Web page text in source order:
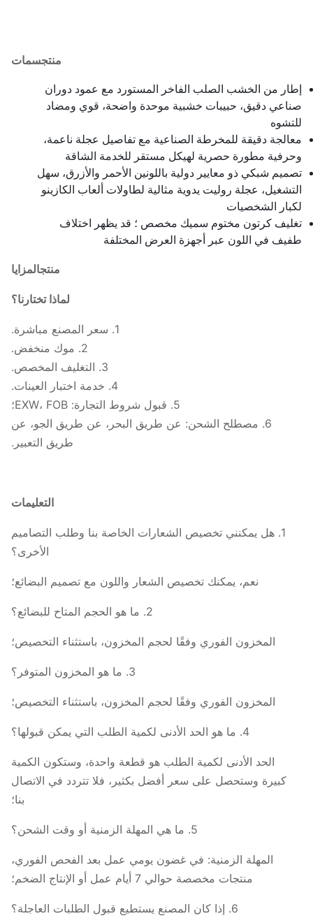
منتجسمات
إطار من الخشب الصلب الفاخر المستورد مع عمود دوران
صناعي دقيق، حبيبات خشبية موحدة واضحة، قوي ومضاد
للتشوه
معالجة دقيقة للمخرطة الصناعية مع تفاصيل عجلة ناعمة،
وحرفية مطورة حصرية لهيكل مستقر للخدمة الشاقة
تصميم شبكي ذو معايير دولية باللونين الأحمر والأزرق، سهل
التشغيل، عجلة روليت يدوية مثالية لطاولات ألعاب الكازينو
لكبار الشخصيات
تغليف كرتون مختوم سميك مخصص ؛ قد يظهر اختلاف
طفيف في اللون عبر أجهزة العرض المختلفة
منتجالمزايا
لماذا تختارنا؟
1. سعر المصنع مباشرة.
2. موك منخفض.
3. التغليف المخصص.
4. خدمة اختبار العينات.
5. قبول شروط التجارة: EXW، FOB؛
6. مصطلح الشحن: عن طريق البحر، عن طريق الجو، عن
طريق التعبير.
التعليمات
1. هل يمكنني تخصيص الشعارات الخاصة بنا وطلب التصاميم
الأخرى؟
نعم، يمكنك تخصيص الشعار واللون مع تصميم البضائع؛
2. ما هو الحجم المتاح للبضائع؟
المخزون الفوري وفقًا لحجم المخزون، باستثناء التخصيص؛
3. ما هو المخزون المتوفر؟
المخزون الفوري وفقًا لحجم المخزون، باستثناء التخصيص؛
4. ما هو الحد الأدنى لكمية الطلب التي يمكن قبولها؟
الحد الأدنى لكمية الطلب هو قطعة واحدة، وستكون الكمية
كبيرة وستحصل على سعر أفضل بكثير، فلا تتردد في الاتصال
بنا؛
5. ما هي المهلة الزمنية أو وقت الشحن؟
المهلة الزمنية: في غضون يومي عمل بعد الفحص الفوري،
منتجات مخصصة حوالي 7 أيام عمل أو الإنتاج الضخم؛
6. إذا كان المصنع يستطيع قبول الطلبات العاجلة؟